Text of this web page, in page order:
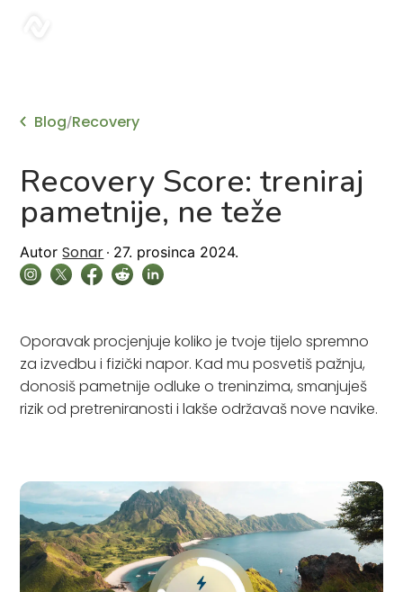
Blog/Recovery
Recovery Score: treniraj
pametnije, ne teže
Autor Sonar 27. prosinca 2024.
Oporavak procjenjuje koliko je tvoje tijelo spremno
za izvedbu i fizički napor. Kad mu posvetiš pažnju,
donosiš pametnije odluke o treninzima, smanjuješ
rizik od pretreniranosti i lakše održavaš nove navike.